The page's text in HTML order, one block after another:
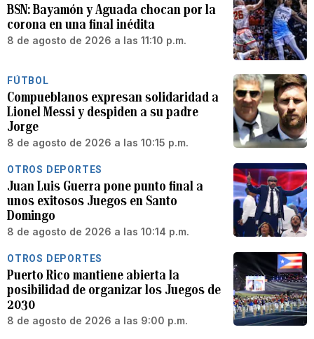
BSN: Bayamón y Aguada chocan por la
corona en una final inédita
8 de agosto de 2026 a las 11:10 p.m.
FÚTBOL
Compueblanos expresan solidaridad a
Lionel Messi y despiden a su padre
Jorge
8 de agosto de 2026 a las 10:15 p.m.
OTROS DEPORTES
Juan Luis Guerra pone punto final a
unos exitosos Juegos en Santo
Domingo
8 de agosto de 2026 a las 10:14 p.m.
OTROS DEPORTES
Puerto Rico mantiene abierta la
posibilidad de organizar los Juegos de
2030
8 de agosto de 2026 a las 9:00 p.m.